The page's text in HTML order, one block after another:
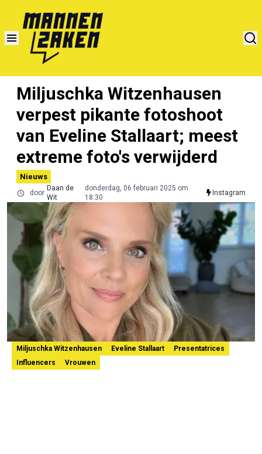
Miljuschka Witzenhausen
verpest pikante fotoshoot
van Eveline Stallaart; meest
extreme foto's verwijderd
Nieuws
door
Daan de
Wit
donderdag, 06 februari 2025 om
18:30
Instagram
Miljuschka Witzenhausen Eveline Stallaart
Presentatrices
Influencers
Vrouwen